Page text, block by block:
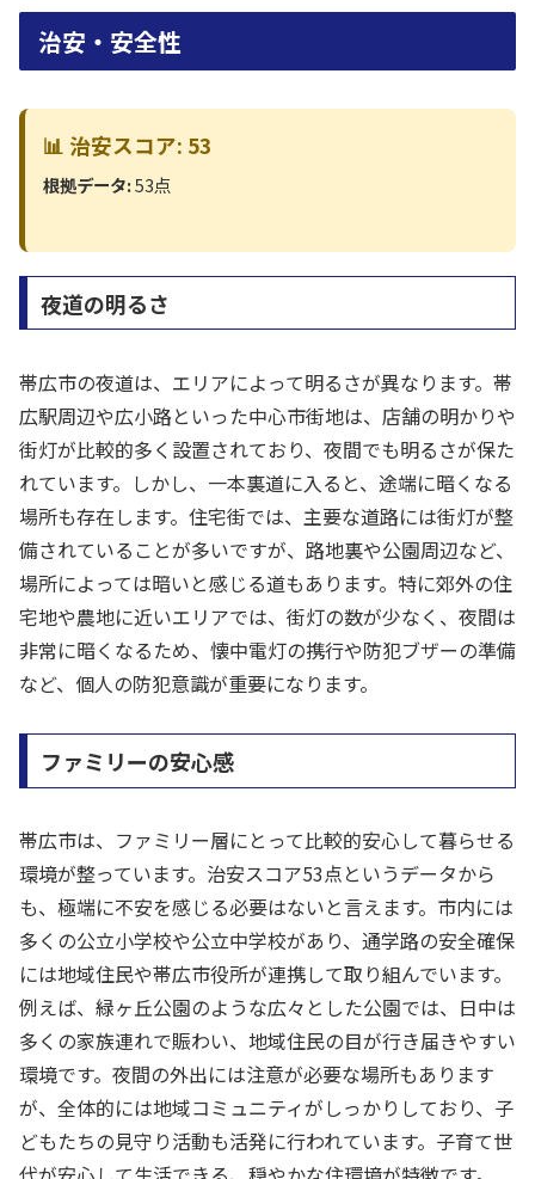
治安・安全性
📊 治安スコア: 53
根拠データ:53点
夜道の明るさ
帯広市の夜道は、エリアによって明るさが異なります。帯
広駅周辺や広小路といった中心市街地は、店舗の明かりや
街灯が比較的多く設置されており、夜間でも明るさが保た
れています。しかし、一本裏道に入ると、途端に暗くなる
場所も存在します。住宅街では、主要な道路には街灯が整
備されていることが多いですが、路地裏や公園周辺など、
場所によっては暗いと感じる道もあります。特に郊外の住
宅地や農地に近いエリアでは、街灯の数が少なく、夜間は
非常に暗くなるため、懐中電灯の携行や防犯ブザーの準備
など、個人の防犯意識が重要になります。
ファミリーの安心感
帯広市は、ファミリー層にとって比較的安心して暮らせる
環境が整っています。治安スコア53点というデータから
も、極端に不安を感じる必要はないと言えます。市内には
多くの公立小学校や公立中学校があり、通学路の安全確保
には地域住民や帯広市役所が連携して取り組んでいます。
例えば、緑ヶ丘公園のような広々とした公園では、日中は
多くの家族連れで賑わい、地域住民の目が行き届きやすい
環境です。夜間の外出には注意が必要な場所もあります
が、全体的には地域コミュニティがしっかりしており、子
どもたちの見守り活動も活発に行われています。子育て世